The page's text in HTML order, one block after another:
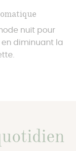
nuit pour
diminuant la